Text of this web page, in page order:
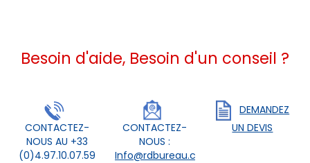
Besoin d'aide, Besoin d'un conseil ?
CONTACTEZ-
NOUS AU +33
(0)4.97.10.07.59
CONTACTEZ-
NOUS :
Info@rdbureau.com
DEMANDEZ
UN DEVIS